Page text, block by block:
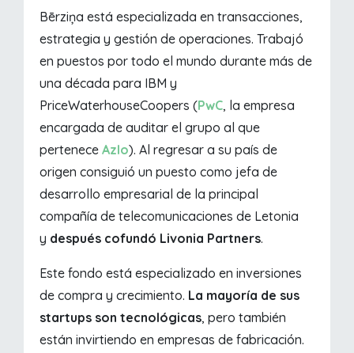
Bērziņa está especializada en transacciones,
estrategia y gestión de operaciones. Trabajó
en puestos por todo el mundo durante más de
una década para IBM y
PriceWaterhouseCoopers (PwC, la empresa
encargada de auditar el grupo al que
perteneceAzlo). Al regresar a su país de
origen consiguió un puesto como jefa de
desarrollo empresarial de la principal
compañía de telecomunicaciones de Letonia
y después cofundó Livonia Partners.
Este fondo está especializado en inversiones
de compra y crecimiento. La mayoría de sus
startups son tecnológicas, pero también
están invirtiendo en empresas de fabricación.